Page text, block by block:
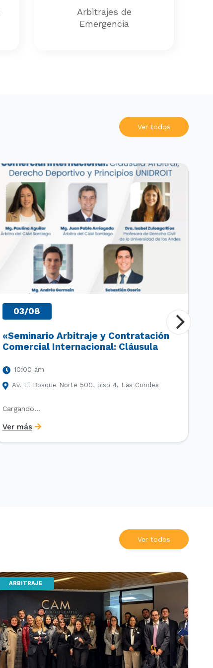
Arbitrajes de
Emergencia
Ver todos
EVENTOS REALIZADOS
03/08
«Seminario Arbitraje y Contratación
Comercial Internacional: Cláusula
Principios UNIDROIT»
10:00 am
Av. El Bosque Norte 500, piso 4, Las Condes
Cargando…
Ver más
Ver todos
ARBITRAJE